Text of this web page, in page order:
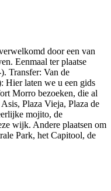
door een van
Eenmaal ter plaatse
Transfer: Van de
Hier laten we u een gids
Morro bezoeken, die al
Plaza Vieja, Plaza de
mojito, de
wijk. Andere plaatsen om
Park, het Capitool, de